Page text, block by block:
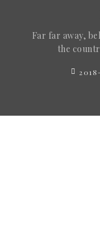
Far far away,
the